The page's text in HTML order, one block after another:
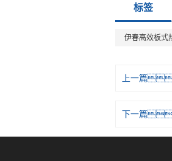
标签
伊春高效板式
上一篇
下一篇